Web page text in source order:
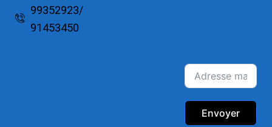
99352923/
91453450
Envoyer